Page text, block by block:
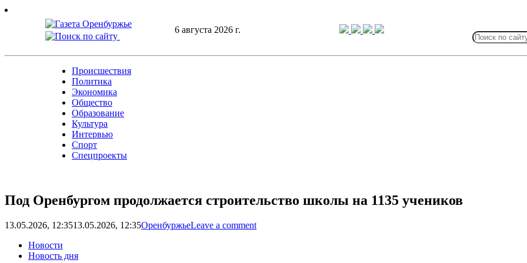
Skip
6 августа 2026 г.
for:
Происшествия
Политика
Экономика
Общество
Образование
Культура
Интервью
Спорт
Спецпроекты
Под Оренбургом продолжается строительство школы на 1135 учеников
13.05.2026, 12:3513.05.2026, 12:35ОренбуржьеLeave a comment
Новости
Новость дня